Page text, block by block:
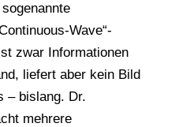
Wave“-
zwar Informationen
liefert aber kein Bild
– bislang. Dr.
mehrere